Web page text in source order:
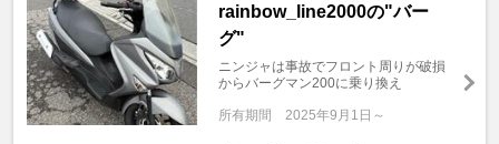
rainbow_line2000の"バー
グ"
ニンジャは事故でフロント周りが破損
からバーグマン200に乗り換え
所有期間 2025年9月1日～